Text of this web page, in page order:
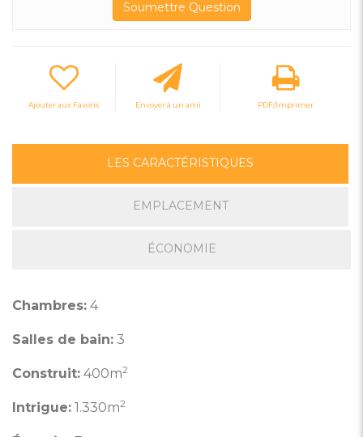
Ajouter aux Favoris Envoyer à un ami PDF/Imprimer
LES CARACTÉRISTIQUES
EMPLACEMENT
ÉCONOMIE
Chambres: 4
Salles de bain: 3
Construit: 400m2
Intrigue: 1.330m2